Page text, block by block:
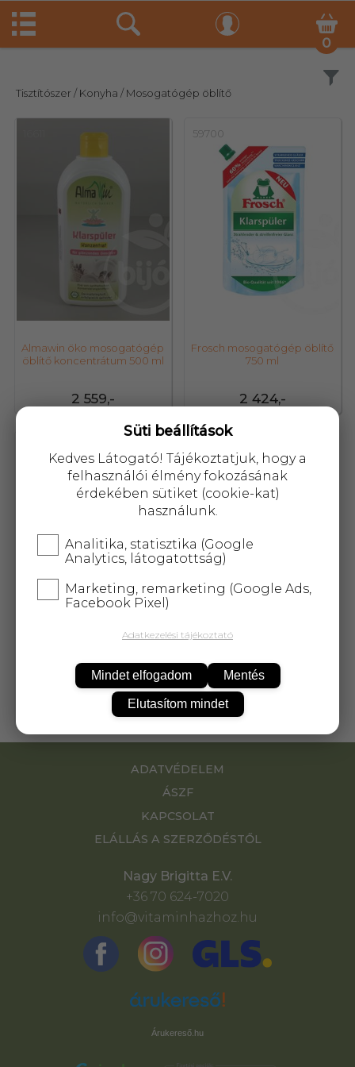
0
Tisztítószer/ Konyha / Mosogatógép öblítő
2 559,-
Almawin öko mosogatógép
öblítő koncentrátum 500 ml
59700
2 424,-
Frosch mosogatógép öblítő
750 ml
1 085,-
Heitmann higiéniás
mosogatógép tisztító por
30 g
ADATVÉDELEM
ÁSZF
KAPCSOLAT
ELÁLLÁS A SZERZŐDÉSTŐL
Nagy Brigitta E.V.
+36 70 624-7020
info@vitaminhazhoz.hu
Árukereső.hu
Süti beállítások
Kedves Látogató! Tájékoztatjuk, hogy a
felhasználói élmény fokozásának
érdekében sütiket (cookie-kat)
használunk.
Analitika, statisztika (Google
Analytics, látogatottság)
Marketing, remarketing (Google Ads,
Facebook Pixel)
Adatkezelési tájékoztató
Mindet elfogadom Mentés
Elutasítom mindet